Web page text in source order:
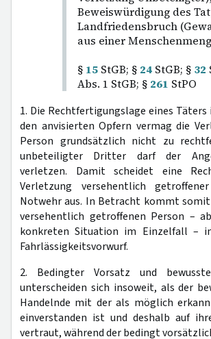
Beweiswürdigung des
Landfriedensbruch
aus einer
§ 15 StGB; § 24 StGB; § 32
Abs. 1 StGB; § 261 StPO
1. Die Rechtfertigungslage eines
den anvisierten Opfern vermag die
Person grundsätzlich nicht zu
unbeteiligter Dritter darf der
verletzen. Damit scheidet eine
Verletzung versehentlich
Notwehr aus. In Betracht kommt
versehentlich getroffenen Person –
konkreten Situation im Einzelfall –
Fahrlässigkeitsvorwurf.
2. Bedingter Vorsatz und
unterscheiden sich insoweit, als der
Handelnde mit der als möglich
einverstanden ist und deshalb auf
vertraut, während der bedingt